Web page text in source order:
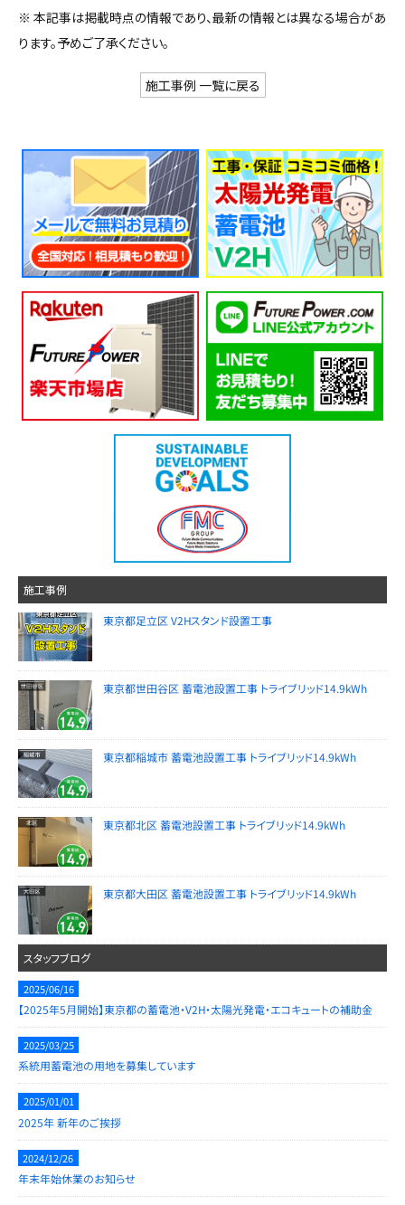
※ 本記事は掲載時点の情報であり、最新の情報とは異なる場合があ
ります。予めご了承ください。
施工事例 一覧に戻る
施工事例
東京都足立区 V2Hスタンド設置工事
東京都世田谷区 蓄電池設置工事 トライブリッド14.9kWh
東京都稲城市 蓄電池設置工事 トライブリッド14.9kWh
東京都北区 蓄電池設置工事 トライブリッド14.9kWh
東京都大田区 蓄電池設置工事 トライブリッド14.9kWh
スタッフブログ
2025/06/16
【2025年5月開始】東京都の蓄電池・V2H・太陽光発電・エコキュートの補助金
2025/03/25
系統用蓄電池の用地を募集しています
2025/01/01
2025年 新年のご挨拶
2024/12/26
年末年始休業のお知らせ